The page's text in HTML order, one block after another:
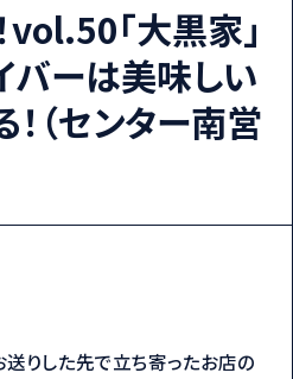
「大黒家」
バーは美味しい
（センター南営
りした先で立ち寄ったお店の